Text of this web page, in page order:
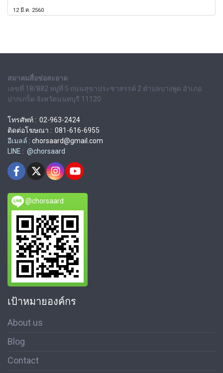
12 มี.ค. 2560
สมาคมสื่อช่อสะอาด
เลขที่ 18/882 หมู่ที่ 5 ถนนสุขาประชาสรรค์ 2 ตำบลบางพูด อำเภอ
ปากเกร็ด จังหวัดนนทบุรี 11120
โทรศัพท์ : 02-963-2424
ติดต่อโฆษณา : 081-616-6955
อีเมลล์ : chorsaard@gmail.com
LINE : @chorsaard
@chorsaard
เป้าหมายองค์กร
About us
Blog
Contact